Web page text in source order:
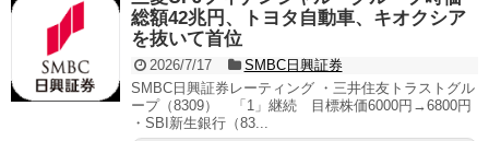
総額42兆円、トヨタ自動車、キオクシア
を抜いて首位
2026/7/17
SMBC日興証券
SMBC日興証券レーティング ・三井住友トラストグル
ープ（8309） 「1」継続 目標株価6000円→6800円
・SBI新生銀行（83...